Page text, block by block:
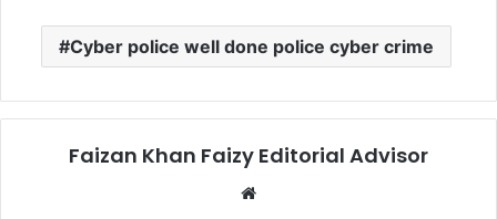
Cyber police well done police cyber crime
Faizan Khan Faizy Editorial Advisor